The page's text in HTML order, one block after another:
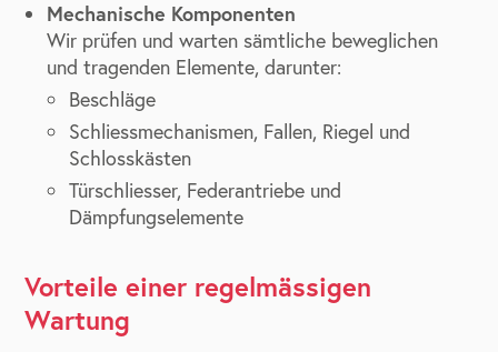
Mechanische Komponenten
Wir prüfen und warten sämtliche beweglichen
und tragenden Elemente, darunter:
Beschläge
Schliessmechanismen, Fallen, Riegel und
Schlosskästen
Türschliesser, Federantriebe und
Dämpfungselemente
Vorteile einer regelmässigen
Wartung